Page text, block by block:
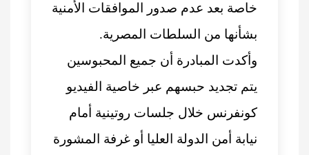
خاصة بعد عدم صدور الموافقات الأمنية
بشأنها من السلطات المصرية.
وأكدت المبادرة أن جميع المحبوسين
يتم تجديد حبسهم عبر خاصية الفيديو
كونفرنس خلال جلسات روتينية أمام
نيابة أمن الدولة العليا أو غرفة المشورة